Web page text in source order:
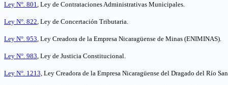
Ley N°. 801, Ley de Contrataciones Administrativas Municipales.
Ley N°. 822, Ley de Concertación Tributaria.
Ley N°. 953, Ley Creadora de la Empresa Nicaragüense de Minas (ENIMINAS).
Ley N°. 983, Ley de Justicia Constitucional.
Ley N°. 1213, Ley Creadora de la Empresa Nicaragüense del Dragado del Río